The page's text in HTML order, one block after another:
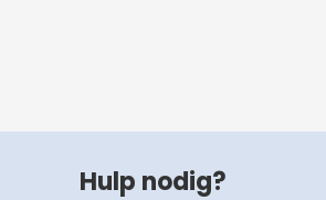
Hulp nodig?